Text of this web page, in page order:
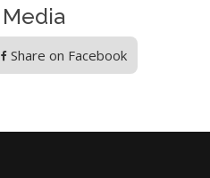
Share on Facebook